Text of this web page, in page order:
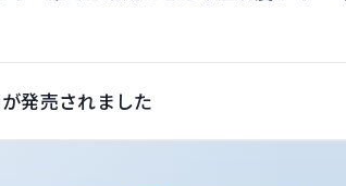
発売されました